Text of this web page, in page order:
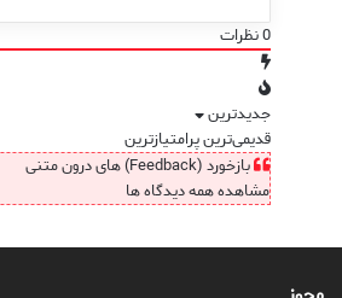
0نظرات
جدیدترین
قدیمی‌ترینپرامتیازترین
بازخورد (Feedback) های درون متنی
مشاهده همه دیدگاه ها